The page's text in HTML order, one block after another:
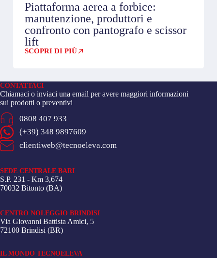
Piattaforma aerea a forbice:
manutenzione, produttori e
confronto con pantografo e scissor
lift
SCOPRI DI PIÙ
CONTATTACI
Chiamaci o inviaci una email per avere maggiori informazioni
sui prodotti o preventivi
0808 407 933
(+39) 348 9897609
clientiweb@tecnoeleva.com
SEDE CENTRALE BARI
S.P. 231 - Km 3,674
70032 Bitonto (BA)
CENTRO NOLEGGIO BRINDISI
Via Giovanni Battista Amici, 5
72100 Brindisi (BR)
IL MONDO TECNOELEVA